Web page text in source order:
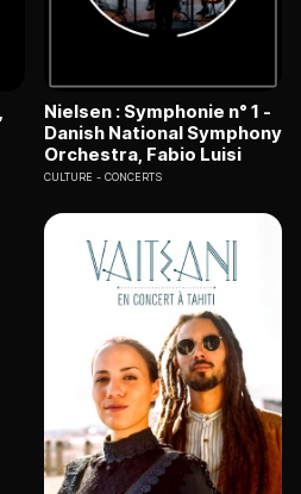
Nielsen : Symphonie n° 1 -
Danish National Symphony
Orchestra, Fabio Luisi
CULTURE CONCERTS